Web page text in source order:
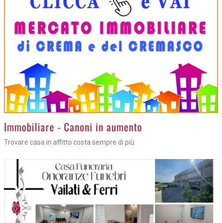
>Immobiliare - Canoni in aumento
Trovare casa in affitto costa sempre di più